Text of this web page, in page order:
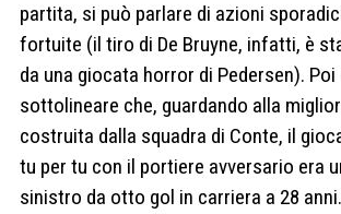
partita, si può parlare di azioni
fortuite (il tiro di De Bruyne, infatti, è
da una giocata horror di Pedersen). Poi
sottolineare che, guardando alla
costruita dalla squadra di Conte, il
tu per tu con il portiere avversario era
sinistro da otto gol in carriera a 28